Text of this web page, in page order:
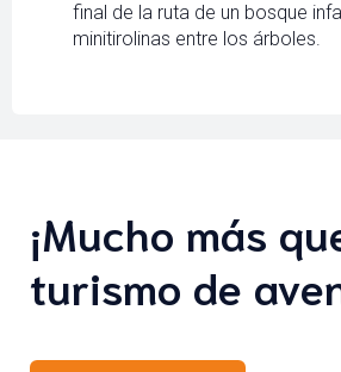
final de la ruta de un bosque
minitirolinas entre los árboles.
¡Mucho más
turismo de